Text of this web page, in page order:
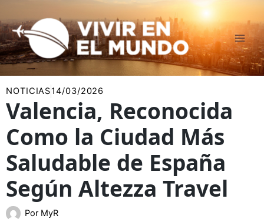
al
contenido
NOTICIAS14/03/2026
Valencia, Reconocida
Como la Ciudad Más
Saludable de España
Según Altezza Travel
Por MyR